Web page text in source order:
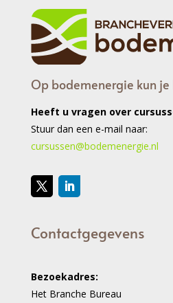
Op bodemenergie kun je
Heeft u vragen over
Stuur dan een e-mail naar:
cursussen@bodemenergie.nl
Contactgegevens
Bezoekadres:
Het Branche Bureau